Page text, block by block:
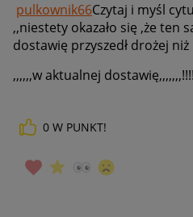
pulkownik66Czytaj i myśl
,,niestety okazało się ,że ten
dostawię przyszedł drożej niż
,,,,,,w aktualnej
0 W PUNKT!